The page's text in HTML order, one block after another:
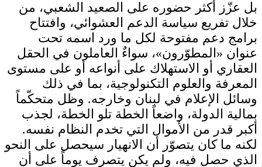
بل عزّز أكثر حضوره على الصعيد الشعبي، من
خلال تفريع سياسة الدعم العشوائي، وافتتاح
برامج دعم مفتوحة لكل ما ورد اسمه تحت
عنوان «المطوّرون»، سواءٌ العاملون في الحقل
العقاري أو الاستهلاك على أنواعه أو على مستوى
المعرفة والعلوم التكنولوجية، بما في ذلك
وسائل الإعلام في لبنان وخارجه. وظل متحكّماً
بمالية الدولة، واضعاً الخطة تلو الخطة، لجذب
أكبر قدر من الأموال التي تخدم النظام نفسه.
لكنه ما كان يتصوّر أن الانهيار سيحصل على النحو
الذي حصل فيه، ولم يكن يتصرف يوماً على أن